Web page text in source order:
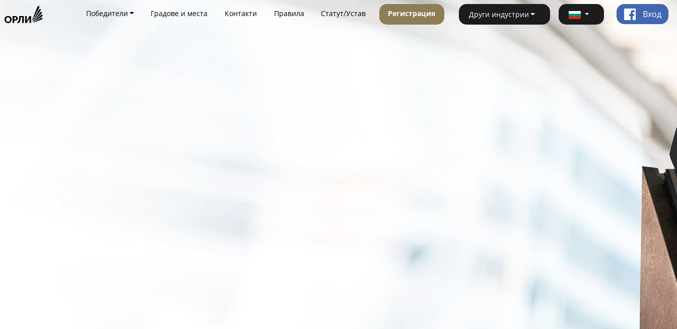
Победители Градове и места Контакти Правила Статут/Устав Регистрация Други индустрии Вход